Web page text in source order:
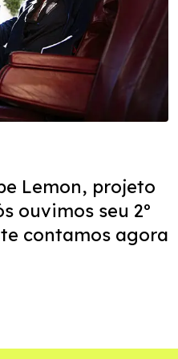
Lemon, projeto
ouvimos seu 2º
contamos agora